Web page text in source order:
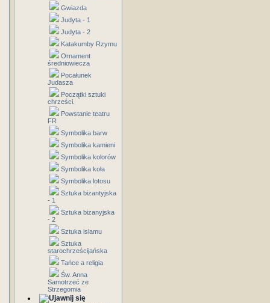
Gwiazda
Judyta - 1
Judyta - 2
Katakumby Rzymu
Ornament
średniowiecza
Pocałunek
Judasza
Początki sztuki
chrześci.
Powstanie teatru
FR
Symbolika barw
Symbolika kamieni
Symbolika kolorów
Symbolika koła
Symbolika lotosu
Sztuka bizantyjska
- 1
Sztuka bizanyjska
- 2
Sztuka islamu
Sztuka
starochrześcijańska
Tańce a religia
Św. Anna
Samotrzeć ze
Strzegomia